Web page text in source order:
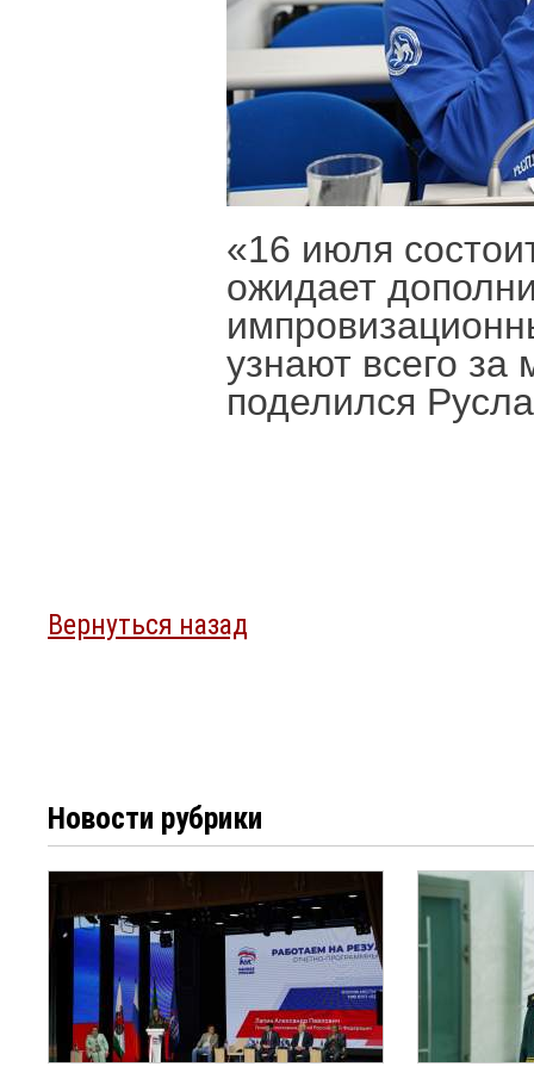
«16 июля
ожидает
узнают всего
поделился
Вернуться назад
Новости рубрики